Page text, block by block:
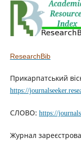
ResearchBib
Прикарпатський
https://
СЛОВО: https://
Журнал